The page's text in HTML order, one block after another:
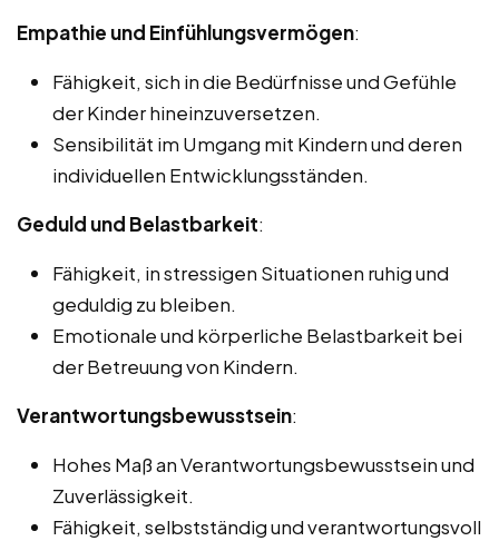
Empathie und Einfühlungsvermögen:
Fähigkeit, sich in die Bedürfnisse und Gefühle
der Kinder hineinzuversetzen.
Sensibilität im Umgang mit Kindern und deren
individuellen Entwicklungsständen.
Geduld und Belastbarkeit:
Fähigkeit, in stressigen Situationen ruhig und
geduldig zu bleiben.
Emotionale und körperliche Belastbarkeit bei
der Betreuung von Kindern.
Verantwortungsbewusstsein:
Hohes Maß an Verantwortungsbewusstsein und
Zuverlässigkeit.
Fähigkeit, selbstständig und verantwortungsvoll